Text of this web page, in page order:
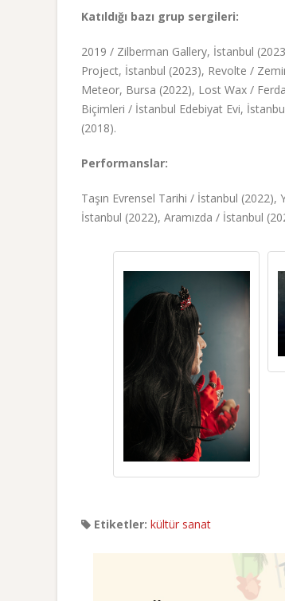
Katıldığı bazı grup sergileri:
2019 / Zilberman Gallery, İstanbul
Project, İstanbul (2023), Revolte /
Meteor, Bursa (2022), Lost Wax /
Biçimleri / İstanbul Edebiyat Evi,
(2018).
Performanslar:
Taşın Evrensel Tarihi / İstanbul (2022),
İstanbul (2022), Aramızda / İstanbul
Etiketler: kültür sanat